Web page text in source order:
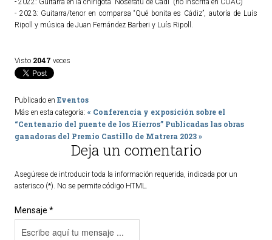
- 2023: Guitarra/tenor en comparsa “Qué bonita es Cádiz”, autoría de Luís
Ripoll y música de Juan Fernández Barberi y Luís Ripoll.
Visto 2047 veces
Publicado en Eventos
Más en esta categoría: « Conferencia y exposición sobre el
“Centenario del puente de los Hierros” Publicadas las obras
ganadoras del Premio Castillo de Matrera 2023 »
Deja un comentario
Asegúrese de introducir toda la información requerida, indicada por un
asterisco (*). No se permite código HTML.
Mensaje *